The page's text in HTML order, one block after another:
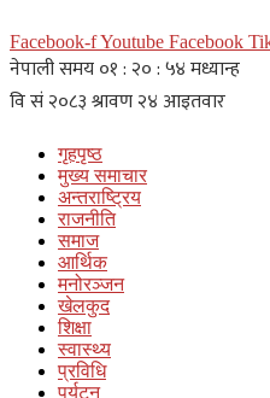
Facebook-fYoutube Facebook
गृहपृष्ठ
मुख्य समाचार
अन्तराष्ट्रिय
राजनीति
समाज
आर्थिक
मनोरञ्जन
खेलकुद
शिक्षा
स्वास्थ्य
प्रविधि
पर्यटन